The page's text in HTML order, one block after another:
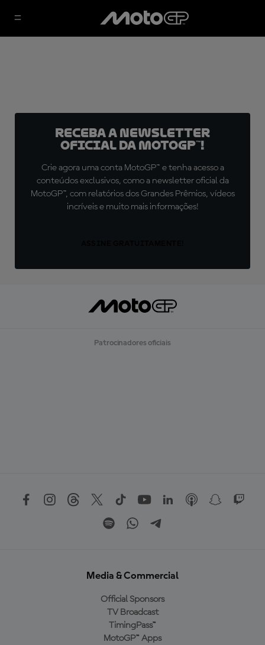
Receba a newsletter
oficial da MotoGP™!
Crie agora uma conta MotoGP™ e tenha acesso a
conteúdos exclusivos, como a newsletter oficial da
MotoGP™, com relatórios dos Grandes Prêmios, vídeos
incríveis e muito mais informações!
Patrocinadores oficiais
Media & Commercial
Official Sponsors
TV Broadcast
TimingPass™
MotoGP™ Apps